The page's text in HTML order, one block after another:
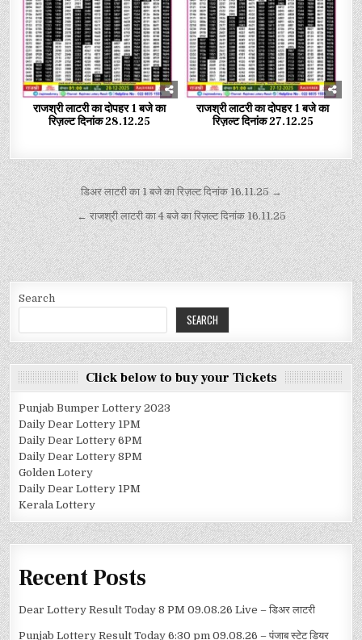
राजश्री लाटरी का दोपहर 1 बजे का
रिज़ल्ट दिनांक 28.12.25
राजश्री लाटरी का दोपहर 1 बजे का
रिज़ल्ट दिनांक 27.12.25
डिअर लाटरी का 1 बजे का रिज़ल्ट दिनांक 16.11.25 →
← राजश्री लाटरी का 4 बजे का रिज़ल्ट दिनांक 16.11.25
Search
SEARCH
Click below to buy your Tickets
Punjab Bumper Lottery 2023
Daily Dear Lottery 1PM
Daily Dear Lottery 6PM
Daily Dear Lottery 8PM
Golden Lotery
Daily Dear Lottery 1PM
Kerala Lottery
Recent Posts
Dear Lottery Result Today 8 PM 09.08.26 Live – डिअर लाटरी
Punjab Lottery Result Today 6:30 pm 09.08.26 – पंजाब स्टेट डियर